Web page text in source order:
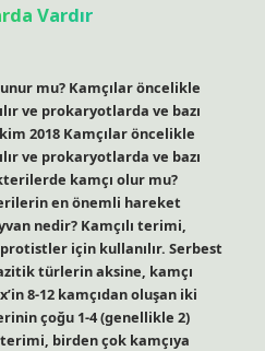
Vardır
mu? Kamçılar öncelikle
ve prokaryotlarda ve bazı
2018 Kamçılar öncelikle
ve prokaryotlarda ve bazı
kamçı olur mu?
en önemli hareket
nedir? Kamçılı terimi,
için kullanılır. Serbest
türlerin aksine, kamçı
8-12 kamçıdan oluşan iki
çoğu 1-4 (genellikle 2)
birden çok kamçıya